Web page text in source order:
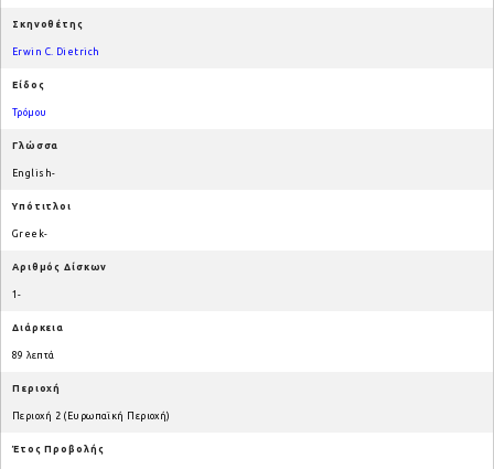
Σκηνοθέτης
Erwin C. Dietrich
Είδος
Τρόμου
Γλώσσα
English-
Υπότιτλοι
Greek-
Αριθμός Δίσκων
1-
Διάρκεια
89 λεπτά
Περιοχή
Περιοχή 2 (Ευρωπαϊκή Περιοχή)
Έτος Προβολής